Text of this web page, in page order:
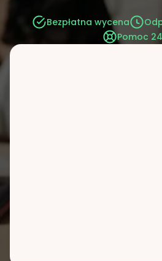
Bezpłatna wycena
Pomoc